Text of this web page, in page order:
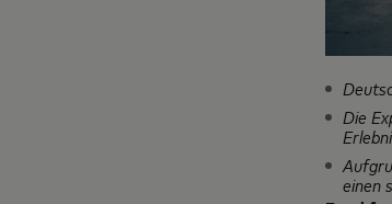
Die
einen